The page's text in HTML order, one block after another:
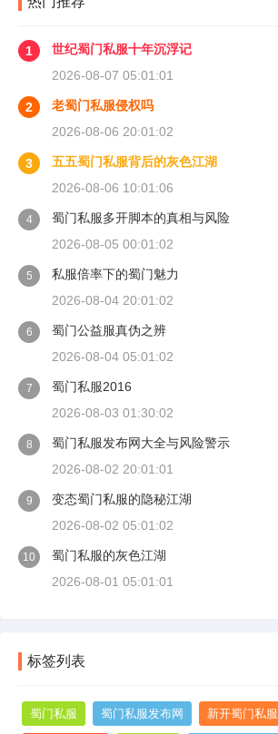
1
世纪蜀门私服十年沉浮记
2026-08-07 05:01:01
2
老蜀门私服侵权吗
2026-08-06 20:01:02
3
五五蜀门私服背后的灰色江湖
2026-08-06 10:01:06
4
蜀门私服多开脚本的真相与风险
2026-08-05 00:01:02
5
私服倍率下的蜀门魅力
2026-08-04 20:01:02
6
蜀门公益服真伪之辨
2026-08-04 05:01:02
7
蜀门私服2016
2026-08-03 01:30:02
8
蜀门私服发布网大全与风险警示
2026-08-02 20:01:01
9
变态蜀门私服的隐秘江湖
2026-08-02 05:01:02
10
蜀门私服的灰色江湖
2026-08-01 05:01:01
标签列表
蜀门私服 蜀门私服发布网 新开蜀门私服